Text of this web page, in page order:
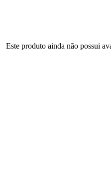
Este produto ainda não possui